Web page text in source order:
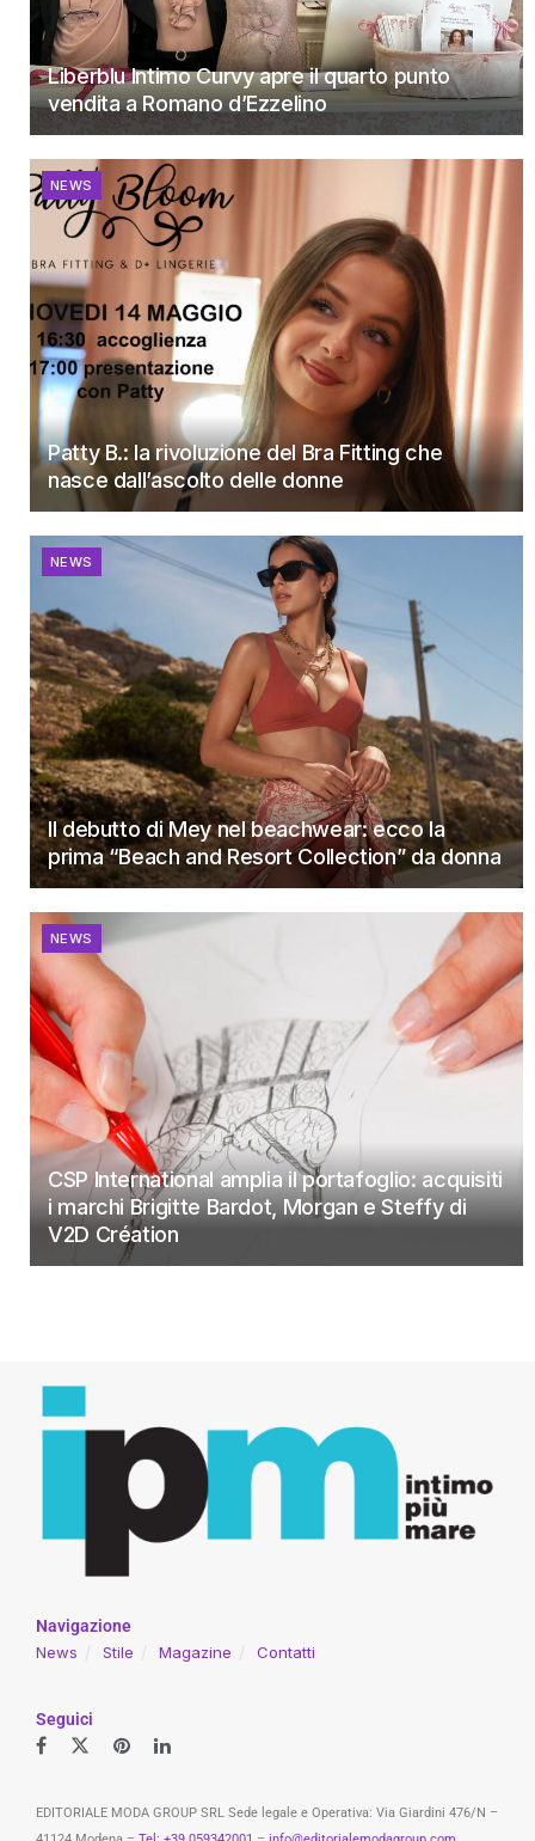
Liberblu Intimo Curvy apre il quarto punto
vendita a Romano d’Ezzelino
NEWS
Patty B.: la rivoluzione del Bra Fitting che
nasce dall’ascolto delle donne
NEWS
Il debutto di Mey nel beachwear: ecco la
prima “Beach and Resort Collection” da donna
NEWS
CSP International amplia il portafoglio: acquisiti
i marchi Brigitte Bardot, Morgan e Steffy di
V2D Création
Navigazione
News
Stile Magazine Contatti
Seguici
EDITORIALE MODA GROUP SRL Sede legale e Operativa: Via Giardini 476/N –